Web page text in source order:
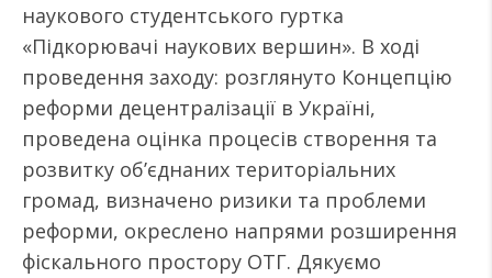
наукового студентського гуртка
«Підкорювачі наукових вершин». В ході
проведення заходу: розглянуто Концепцію
реформи децентралізації в Україні,
проведена оцінка процесів створення та
розвитку об’єднаних територіальних
громад, визначено ризики та проблеми
реформи, окреслено напрями розширення
фіскального простору ОТГ. Дякуємо